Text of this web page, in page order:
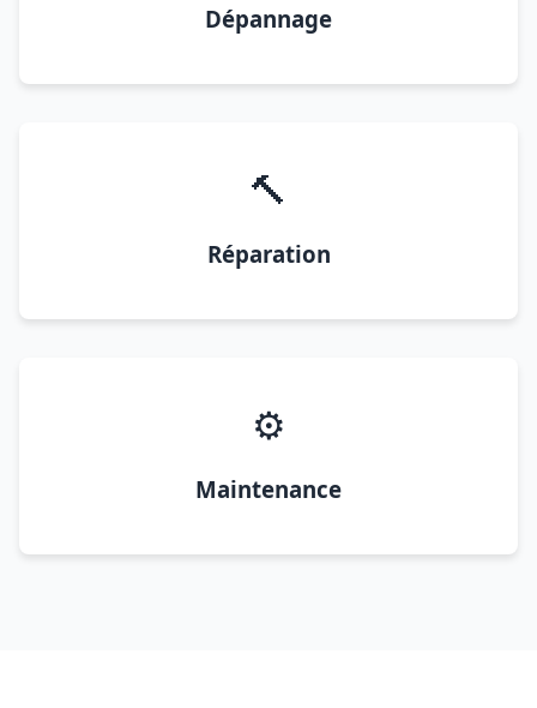
Dépannage
🔨
Réparation
⚙️
Maintenance